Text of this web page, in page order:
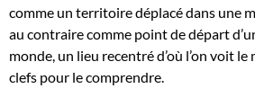
comme un territoire déplacé dans une
au contraire comme point de départ
monde, un lieu recentré d’où l’on voit
clefs pour le comprendre.